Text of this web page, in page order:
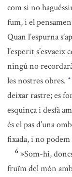
com si no
fum, i el
Quan l’espurna
l’esperit s’esvaeix
ningú no
les nostres obres. *
deixar rastre; es
esquinça i desfà
és el pas d’una
fixada, i no
6 »Som-hi,
fruïm del món